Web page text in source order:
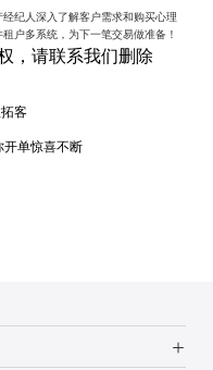
纪人深入了解客户需求和购买心理
户多系统，为下一笔交易做准备！
，请联系我们删除
客
开单惊喜不断